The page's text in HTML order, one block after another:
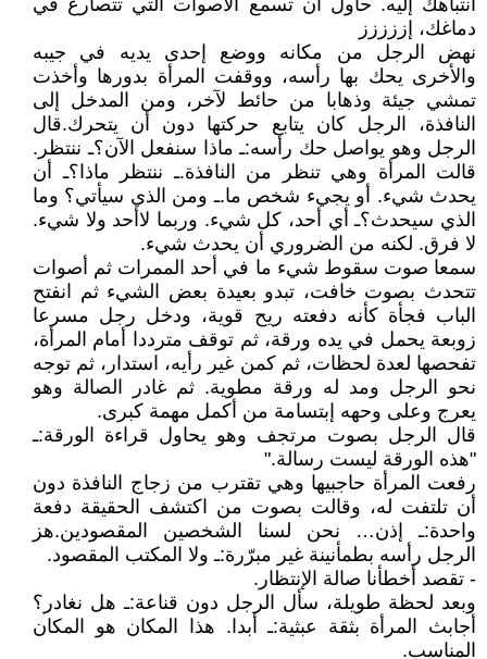
انتباهك إليه. حاول أن تسمع الأصوات التي تتصارع في
دماغك، إززززز
نهض الرجل من مكانه ووضع إحدى يديه في جيبه
والأخرى يحك بها رأسه، ووقفت المرأة بدورها وأخذت
تمشي جيئة وذهابا من حائط لآخر، ومن المدخل إلى
النافذة، الرجل كان يتابع حركتها دون أن يتحرك. قال
الرجل وهو يواصل حك رأسه: ـ ماذا سنفعل الآن؟ ـ ننتظر.
قالت المرأة وهي تنظر من النافذة. ـ ننتظر ماذا؟ ـ أن
يحدث شيء. أو يجيء شخص ما. ـ ومن الذي سيأتي؟ وما
الذي سيحدث؟ ـ أي أحد، كل شيء. وربما لاأحد ولا شيء.
لا فرق. لكنه من الضروري أن يحدث شيء.
سمعا صوت سقوط شيء ما في أحد الممرات ثم أصوات
تتحدث بصوت خافت، تبدو بعيدة بعض الشيء ثم انفتح
الباب فجأة كأنه دفعته ريح قوية، ودخل رجل مسرعا
زوبعة يحمل في يده ورقة، ثم توقف مترددا أمام المرأة،
تفحصها لعدة لحظات، ثم كمن غير رأيه، استدار، ثم توجه
نحو الرجل ومد له ورقة مطوية. ثم غادر الصالة وهو
يعرج وعلى وحهه إبتسامة من أكمل مهمة كبرى.
قال الرجل بصوت مرتجف وهو يحاول قراءة الورقة: ـ
"هذه الورقة ليست رسالة."
رفعت المرأة حاجبيها وهي تقترب من زجاج النافذة دون
أن تلتفت له، وقالت بصوت من اكتشف الحقيقة دفعة
واحدة: ـ إذن… نحن لسنا الشخصين المقصودين. هز
الرجل رأسه بطمأنينة غير مبرّرة: ـ ولا المكتب المقصود.
- تقصد أخطأنا صالة الإنتظار.
وبعد لحظة طويلة، سأل الرجل دون قناعة: ـ هل نغادر؟
أجابث المرأة بثقة عبثية: ـ أبدا. هذا المكان هو المكان
المناسب.